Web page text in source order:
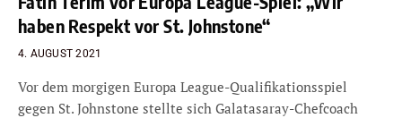
haben Respekt vor St. Johnstone“
4. AUGUST 2021
Vor dem morgigen Europa League-Qualifikationsspiel
gegen St. Johnstone stellte sich Galatasaray-Chefcoach